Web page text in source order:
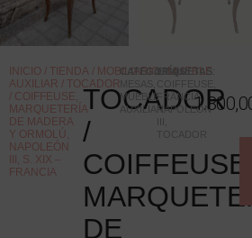
INICIO / TIENDA / MOBILIARIO
MUEBLE
AUXILIAR / TOCADOR
/ COIFFEUSE,
MARQUETERÍA
DE MADERA
Y ORMOLÚ,
NAPOLEÓN
III, S. XIX –
FRANCIA
TOCADOR
/
COIFFEUSE,
DE
CATEGORÍAS
:
MUEBLE
AUXILIAR
ETIQUETAS
FRANCIA,
NAPOLEÓN